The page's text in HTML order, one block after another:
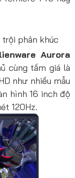
trội phân khúc
Aurora
cùng tầm giá là
như nhiều mẫu
hình 16 inch độ
120Hz.